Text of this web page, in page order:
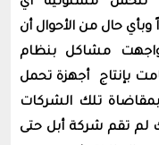
حال من الأحوال أن
مشاكل بنظام
بإنتاج أجهزة تحمل
تلك الشركات
لم تقم شركة أبل حتى